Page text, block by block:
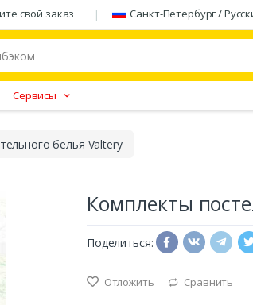
свой заказ Санкт-Петербург /
Сервисы
белья Valtery
Комплекты
Поделиться:
Отложить Сравнить